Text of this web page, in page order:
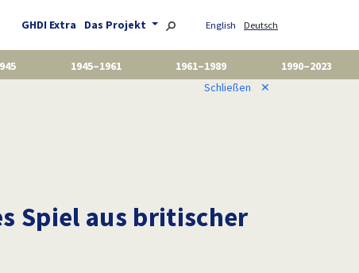
GHDI Extra Das Projekt English Deutsch
1945–1961 1961–1989
1990–2023
Schließen ✕
Spiel aus britischer